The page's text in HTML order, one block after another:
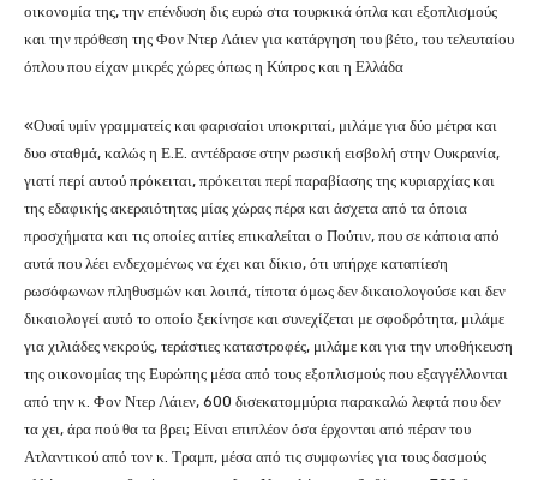
οικονομία της, την επένδυση δις ευρώ στα τουρκικά όπλα και εξοπλισμούς
και την πρόθεση της Φον Ντερ Λάιεν για κατάργηση του βέτο, του τελευταίου
όπλου που είχαν μικρές χώρες όπως η Κύπρος και η Ελλάδα
«Ουαί υμίν γραμματείς και φαρισαίοι υποκριταί, μιλάμε για δύο μέτρα και
δυο σταθμά, καλώς η Ε.Ε. αντέδρασε στην ρωσική εισβολή στην Ουκρανία,
γιατί περί αυτού πρόκειται, πρόκειται περί παραβίασης της κυριαρχίας και
της εδαφικής ακεραιότητας μίας χώρας πέρα και άσχετα από τα όποια
προσχήματα και τις οποίες αιτίες επικαλείται ο Πούτιν, που σε κάποια από
αυτά που λέει ενδεχομένως να έχει και δίκιο, ότι υπήρχε καταπίεση
ρωσόφωνων πληθυσμών και λοιπά, τίποτα όμως δεν δικαιολογούσε και δεν
δικαιολογεί αυτό το οποίο ξεκίνησε και συνεχίζεται με σφοδρότητα, μιλάμε
για χιλιάδες νεκρούς, τεράστιες καταστροφές, μιλάμε και για την υποθήκευση
της οικονομίας της Ευρώπης μέσα από τους εξοπλισμούς που εξαγγέλλονται
από την κ. Φον Ντερ Λάιεν, 600 δισεκατομμύρια παρακαλώ λεφτά που δεν
τα χει, άρα πού θα τα βρει; Είναι επιπλέον όσα έρχονται από πέραν του
Ατλαντικού από τον κ. Τραμπ, μέσα από τις συμφωνίες για τους δασμούς